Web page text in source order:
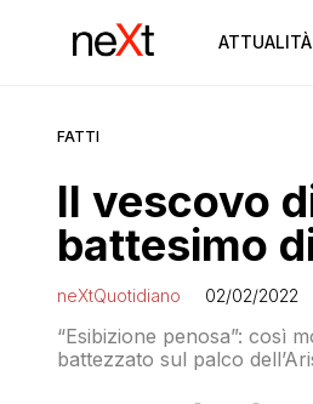
ATTUALITÀ
FATTI
Il vescovo
battesimo
neXtQuotidiano 02/02/2022
“Esibizione penosa”: così
battezzato sul palco